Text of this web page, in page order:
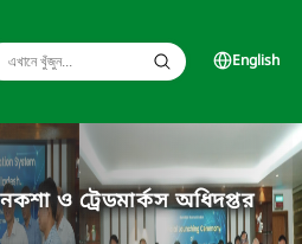
English
নকশা ও ট্রেডমার্কস অধিদপ্তর